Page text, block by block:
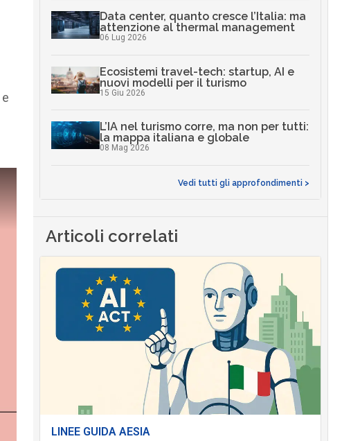
e
Data center, quanto cresce l’Italia: ma
attenzione al thermal management
06 Lug 2026
Ecosistemi travel-tech: startup, AI e
nuovi modelli per il turismo
15 Giu 2026
L’IA nel turismo corre, ma non per tutti:
la mappa italiana e globale
08 Mag 2026
Vedi tutti gli approfondimenti >
Articoli correlati
LINEE GUIDA AESIA